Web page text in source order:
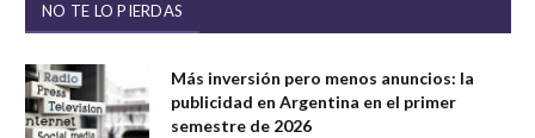
NO TE LO PIERDAS
Más inversión pero menos anuncios: la
publicidad en Argentina en el primer
semestre de 2026